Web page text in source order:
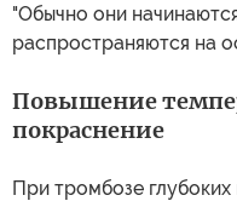
"Обычно они
распространяются на
Повышение
покраснение
При тромбозе